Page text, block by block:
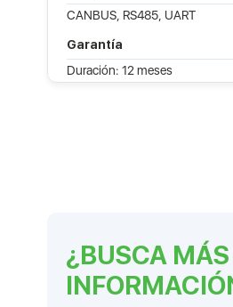
CANBUS, RS485, UART
Garantía
Duración: 12 meses
¿BUSCA MÁS